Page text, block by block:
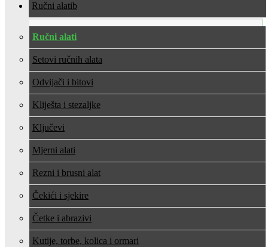
Ručni alati
Ručni alati
Setovi ručnih alata
Odvijači i bitovi
Kliješta i stezaljke
Ključevi
Mjerni alati
Rezni i brusni alat
Čekići i sjekire
Četke i abrazivi
Kutije, torbe, kolica i ormari